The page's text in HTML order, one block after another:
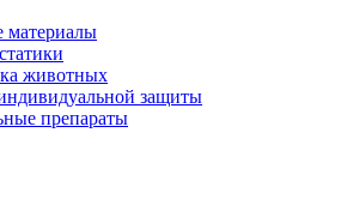
материалы
животных
защиты
препараты